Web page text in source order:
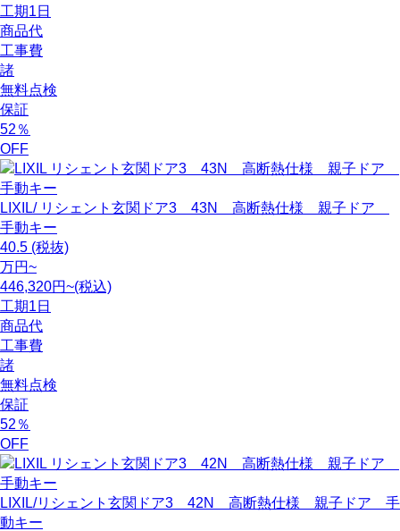
工期1日
商品代
工事費
諸
無料点検
保証
52 ％
OFF
LIXIL/ リシェント玄関ドア3 43N 高断熱仕様 親子ドア
手動キー
40.5 (税抜)
万円~
446,320円~(税込)
工期1日
商品代
工事費
諸
無料点検
保証
52 ％
OFF
LIXIL/リシェント玄関ドア3 42N 高断熱仕様 親子ドア 手
動キー